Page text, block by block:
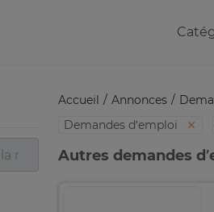
Accueil Annonces
Demandes d’emploi
Autres demandes